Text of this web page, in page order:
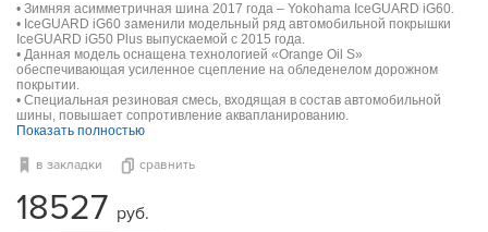
• Зимняя асимметричная шина 2017 года – Yokohama IceGUARD iG60.
• IceGUARD iG60 заменили модельный ряд автомобильной покрышки
IceGUARD iG50 Plus выпускаемой с 2015 года.
• Данная модель оснащена технологией «Orange Oil S»
обеспечивающая усиленное сцепление на обледенелом дорожном
покрытии.
• Специальная резиновая смесь, входящая в состав автомобильной
шины, повышает сопротивление аквапланированию.
Показать полностью
в закладки сравнить
18527 руб.